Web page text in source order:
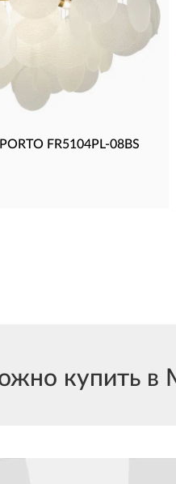
FR5104PL-08BS
купить в